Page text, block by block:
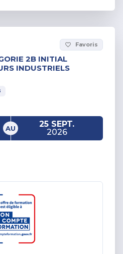
favorite_border Favoris
2B INITIAL
INDUSTRIELS
AU
25 SEPT.
2026